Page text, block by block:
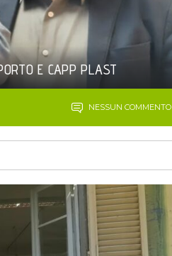
E CAPP PLAST
NESSUN COMMENTO